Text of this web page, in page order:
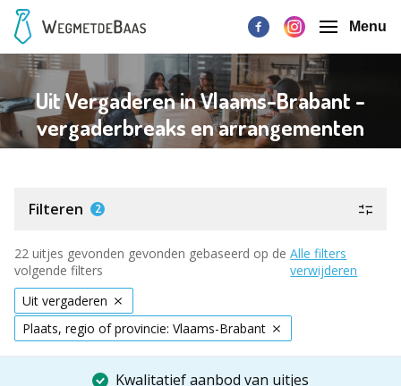
Menu
Uit Vergaderen in Vlaams-Brabant -
vergaderbreaks en arrangementen
Filteren 2
22 uitjes gevonden gevonden gebaseerd op de
volgende filters
Alle filters
verwijderen
Uit vergaderen
Plaats, regio of provincie: Vlaams-Brabant
Kwalitatief aanbod van uitjes